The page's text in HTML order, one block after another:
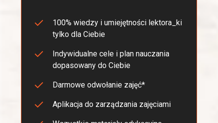
100% wiedzy i umiejętności lektora_ki
tylko dla Ciebie
Indywidualne cele i plan nauczania
dopasowany do Ciebie
Darmowe odwołanie zajęć*
Aplikacja do zarządzania zajęciami